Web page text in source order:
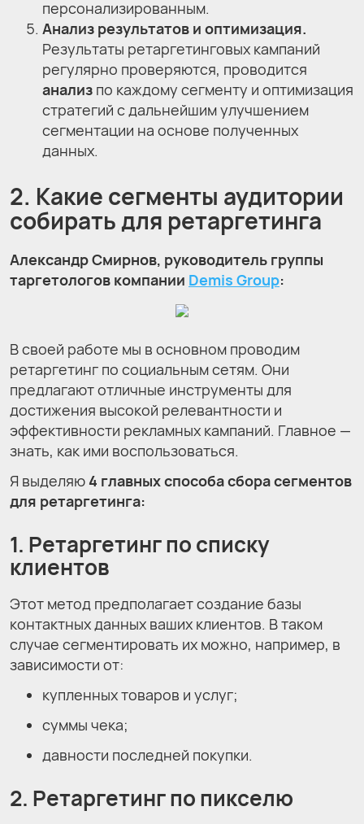
персонализированным.
Анализ результатов и оптимизация.
Результаты ретаргетинговых кампаний
регулярно проверяются, проводится
анализ по каждому сегменту и оптимизация
стратегий с дальнейшим улучшением
сегментации на основе полученных
данных.
2. Какие сегменты аудитории
собирать для ретаргетинга
Александр Смирнов, руководитель группы
таргетологов компании Demis Group:
В своей работе мы в основном проводим
ретаргетинг по социальным сетям. Они
предлагают отличные инструменты для
достижения высокой релевантности и
эффективности рекламных кампаний. Главное —
знать, как ими воспользоваться.
Я выделяю 4 главных способа сбора сегментов
для ретаргетинга:
1. Ретаргетинг по списку
клиентов
Этот метод предполагает создание базы
контактных данных ваших клиентов. В таком
случае сегментировать их можно, например, в
зависимости от:
купленных товаров и услуг;
суммы чека;
давности последней покупки.
2. Ретаргетинг по пикселю